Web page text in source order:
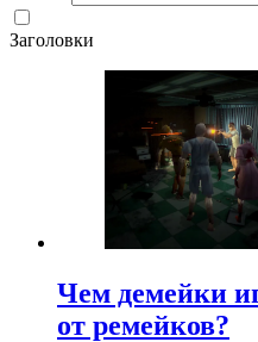
Заголовки
Чем демейки
от ремейков?